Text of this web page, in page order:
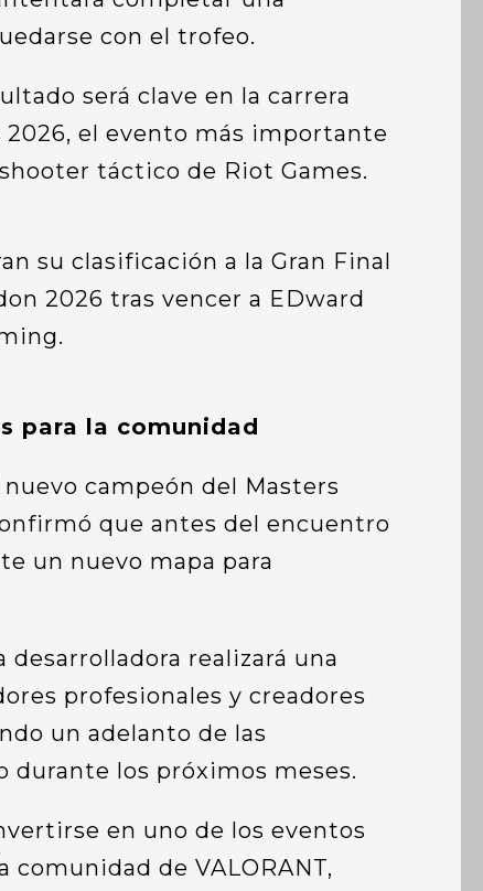
con el trofeo.
será clave en la carrera
2026, el evento más importante
táctico de Riot Games.
para la comunidad
campeón del Masters
que antes del encuentro
un nuevo mapa para
realizará una
profesionales y creadores
un adelanto de las
durante los próximos meses.
en uno de los eventos
de VALORANT,